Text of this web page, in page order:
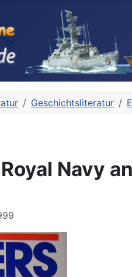
Geschichtsliteratur
Navy